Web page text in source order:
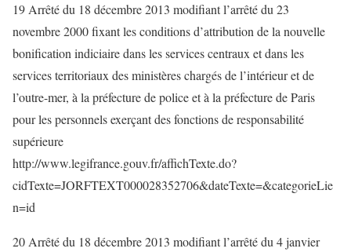
19 Arrêté du 18 décembre 2013 modifiant l’arrêté du 23
novembre 2000 fixant les conditions d’attribution de la nouvelle
bonification indiciaire dans les services centraux et dans les
services territoriaux des ministères chargés de l’intérieur et de
l’outre-mer, à la préfecture de police et à la préfecture de Paris
pour les personnels exerçant des fonctions de responsabilité
supérieure
http://www.legifrance.gouv.fr/affichTexte.do?
cidTexte=JORFTEXT000028352706&dateTexte=&categorieLie
n=id
20 Arrêté du 18 décembre 2013 modifiant l’arrêté du 4 janvier